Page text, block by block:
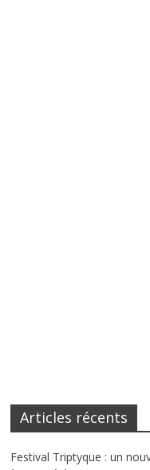
Articles récents
Festival Triptyque : un